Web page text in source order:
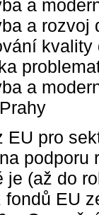
a
a roz­voj
kvality
a
EU pro
podporu
je (až do
fondů EU